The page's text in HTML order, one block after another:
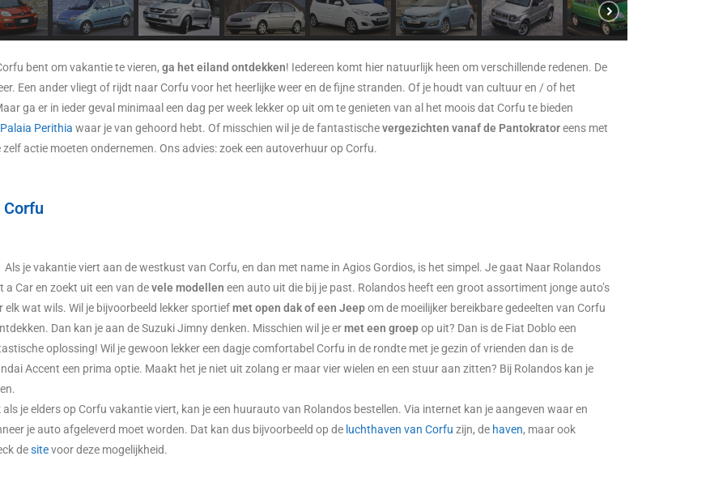
bent om vakantie te vieren, ga het eiland ontdekken! Iedereen komt hier natuurlijk heen om verschillende redenen. De
Een ander vliegt of rijdt naar Corfu voor het heerlijke weer en de fijne stranden. Of je houdt van cultuur en / of het
ga er in ieder geval minimaal een dag per week lekker op uit om te genieten van al het moois dat Corfu te bieden
Palaia Perithia waar je van gehoord hebt. Of misschien wil je de fantastischevergezichten vanaf de Pantokratoreens met
actie moeten ondernemen. Ons advies: zoek een autoverhuur op Corfu.
Als je vakantie viert aan de westkust van Corfu, en dan met name in Agios Gordios, is het simpel. Je gaat Naar Rolandos
a Car en zoekt uit een van devele modellen een auto uit die bij je past. Rolandos heeft een groot assortiment jonge auto’s
elk wat wils. Wil je bijvoorbeeld lekker sportiefmet open dak of een Jeepom de moeilijker bereikbare gedeelten van Corfu
Dan kan je aan de Suzuki Jimny denken. Misschien wil je ermet een groepop uit? Dan is de Fiat Doblo een
oplossing! Wil je gewoon lekker een dagje comfortabel Corfu in de rondte met je gezin of vrienden dan is de
Accent een prima optie. Maakt het je niet uit zolang er maar vier wielen en een stuur aan zitten? Bij Rolandos kan je
als je elders op Corfu vakantie viert, kan je een huurauto van Rolandos bestellen. Via internet kan je aangeven waar en
je auto afgeleverd moet worden. Dat kan dus bijvoorbeeld op de luchthaven van Corfu zijn, de haven, maar ook
desitevoor deze mogelijkheid.